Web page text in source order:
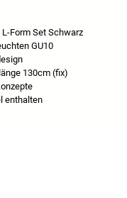
Form Set Schwarz
GU10
130cm (fix)
enthalten